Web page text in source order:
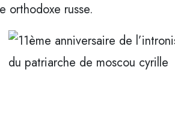
orthodoxe russe.